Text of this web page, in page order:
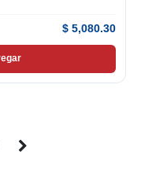
$ 5,080.30